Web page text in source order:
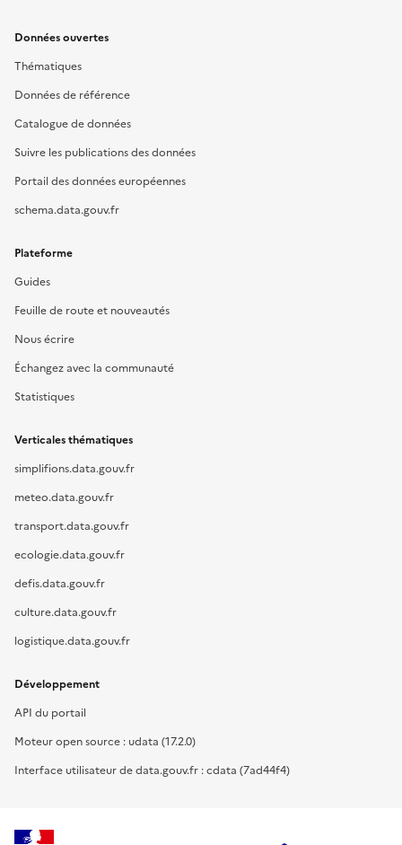
Données ouvertes
Thématiques
Données de référence
Catalogue de données
Suivre les publications des données
Portail des données européennes
schema.data.gouv.fr
Plateforme
Guides
Feuille de route et nouveautés
Nous écrire
Échangez avec la communauté
Statistiques
Verticales thématiques
simplifions.data.gouv.fr
meteo.data.gouv.fr
transport.data.gouv.fr
ecologie.data.gouv.fr
defis.data.gouv.fr
culture.data.gouv.fr
logistique.data.gouv.fr
Développement
API du portail
Moteur open source : udata (17.2.0)
Interface utilisateur de data.gouv.fr : cdata (7ad44f4)